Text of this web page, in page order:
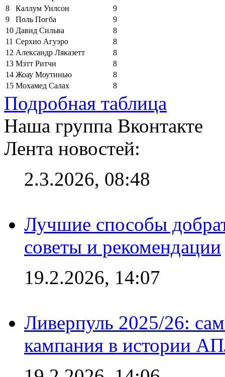
8
Каллум Уилсон
9
9
Поль Погба
9
10 Давид Сильва
8
11 Серхио Агуэро
8
12 Александр Ляказетт
8
13 Мэтт Ритчи
8
14 Жоау Моутинью
8
15 Мохамед Салах 8
Подробная таблица
Наша группа Вконтакте
Лента новостей:
2.3.2026, 08:48
Лучшие способы
советы и рекомендации
19.2.2026, 14:07
Ливерпуль 2025/26:
кампания в истории